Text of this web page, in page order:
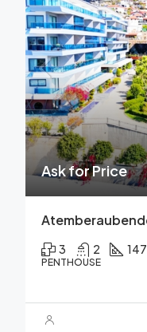
Ask for Price
3 2 147
PENTHOUSE